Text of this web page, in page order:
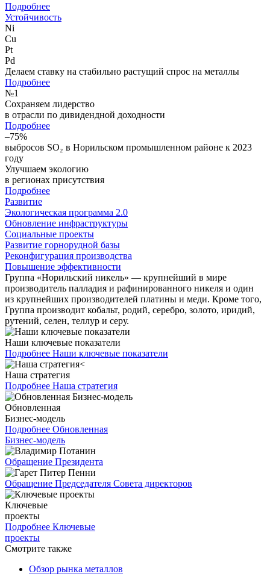
Подробнее
Устойчивость
Ni
Cu
Pt
Pd
Делаем ставку на стабильно растущий спрос на металлы
Подробнее
№1
Сохраняем лидерство
в отрасли по дивидендной доходности
Подробнее
–75%
выбросов SO₂ в Норильском промышленном районе к 2023
году
Улучшаем экологию
в регионах присутствия
Подробнее
Развитие
Экологическая программа 2.0
Обновление инфраструктуры
Социальные проекты
Развитие горнорудной базы
Реконфигурация производства
Повышение эффективности
Группа «Норильский никель» — крупнейший в мире
производитель палладия и рафинированного никеля и один
из крупнейших производителей платины и меди. Кроме того,
Группа производит кобальт, родий, серебро, золото, иридий,
рутений, селен, теллур и серу.
Наши ключевые показатели
Подробнее Наши ключевые показатели
Наша стратегия
Подробнее Наша стратегия
Обновленная
Бизнес-модель
Подробнее Обновленная
Бизнес-модель
Обращение Президента
Обращение Председателя Совета директоров
Ключевые
проекты
Подробнее Ключевые
проекты
Смотрите также
Обзор рынка металлов